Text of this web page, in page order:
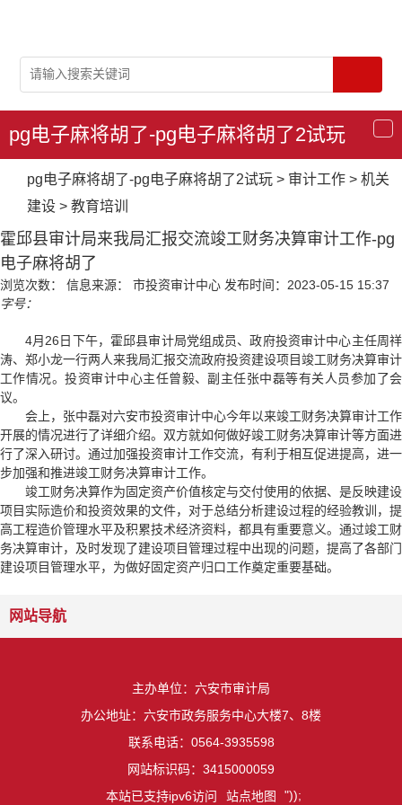
导
航
pg电子麻将胡了-pg电子麻将胡了2试玩
pg电子麻将胡了-pg电子麻将胡了2试玩 > 审计工作 > 机关
建设 > 教育培训
霍邱县审计局来我局汇报交流竣工财务决算审计工作-pg
电子麻将胡了
浏览次数： 信息来源： 市投资审计中心 发布时间：2023-05-15 15:37
字号：
4月26日下午，霍邱县审计局党组成员、政府投资审计中心主任周祥
涛、郑小龙一行两人来我局汇报交流政府投资建设项目竣工财务决算审计
工作情况。投资审计中心主任曾毅、副主任张中磊等有关人员参加了会
议。
会上，张中磊对六安市投资审计中心今年以来竣工财务决算审计工作
开展的情况进行了详细介绍。双方就如何做好竣工财务决算审计等方面进
行了深入研讨。通过加强投资审计工作交流，有利于相互促进提高，进一
步加强和推进竣工财务决算审计工作。
竣工财务决算作为固定资产价值核定与交付使用的依据、是反映建设
项目实际造价和投资效果的文件，对于总结分析建设过程的经验教训，提
高工程造价管理水平及积累技术经济资料，都具有重要意义。通过竣工财
务决算审计，及时发现了建设项目管理过程中出现的问题，提高了各部门
建设项目管理水平，为做好固定资产归口工作奠定重要基础。
网站导航
主办单位：六安市审计局
办公地址：六安市政务服务中心大楼7、8楼
联系电话：0564-3935598
网站标识码：3415000059
本站已支持ipv6访问
站点地图 "));